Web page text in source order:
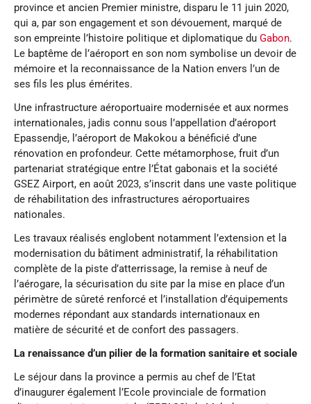
province et ancien Premier ministre, disparu le 11 juin 2020,
qui a, par son engagement et son dévouement, marqué de
son empreinte l’histoire politique et diplomatique du Gabon.
Le baptême de l’aéroport en son nom symbolise un devoir de
mémoire et la reconnaissance de la Nation envers l’un de
ses fils les plus émérites.
Une infrastructure aéroportuaire modernisée et aux normes
internationales, jadis connu sous l’appellation d’aéroport
Epassendje, l’aéroport de Makokou a bénéficié d’une
rénovation en profondeur. Cette métamorphose, fruit d’un
partenariat stratégique entre l’État gabonais et la société
GSEZ Airport, en août 2023, s’inscrit dans une vaste politique
de réhabilitation des infrastructures aéroportuaires
nationales.
Les travaux réalisés englobent notamment l’extension et la
modernisation du bâtiment administratif, la réhabilitation
complète de la piste d’atterrissage, la remise à neuf de
l’aérogare, la sécurisation du site par la mise en place d’un
périmètre de sûreté renforcé et l’installation d’équipements
modernes répondant aux standards internationaux en
matière de sécurité et de confort des passagers.
La renaissance d’un pilier de la formation sanitaire et sociale
Le séjour dans la province a permis au chef de l’Etat
d’inaugurer également l’Ecole provinciale de formation